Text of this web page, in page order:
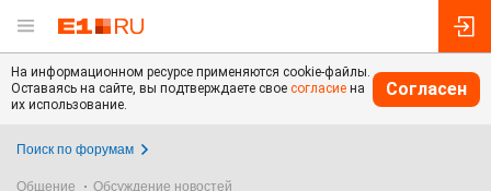
На информационном ресурсе применяются cookie-файлы.
Оставаясь на сайте, вы подтверждаете свое согласие на
их использование.
Согласен
Поиск по форумам
Общение Обсуждение новостей